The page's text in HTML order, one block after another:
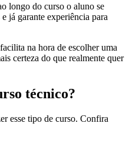
longo do curso o aluno se
já garante experiência para
na hora de escolher uma
certeza do que realmente quer
técnico?
esse tipo de curso. Confira